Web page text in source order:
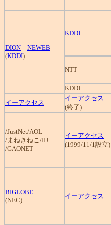
DION
NEWEB
(KDDI)
KDDI
NTT
KDDI
イーアクセス
イーアクセス
(終了)
/JustNet/AOL
/まねきねこ/IIJ
/GAONET
イーアクセス
(1999/11/1設立)
BIGLOBE
(NEC)
イーアクセス